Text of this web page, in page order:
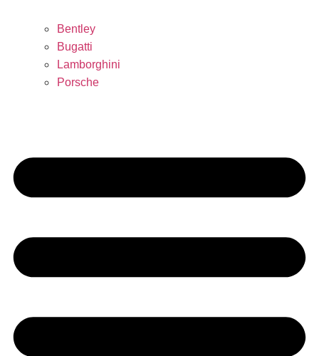
Bentley
Bugatti
Lamborghini
Porsche